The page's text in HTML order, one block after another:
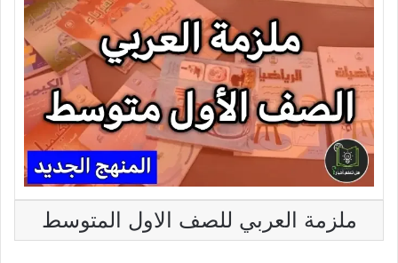
ملزمة العربي للصف الاول المتوسط